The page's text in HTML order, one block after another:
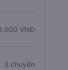
VNĐ
3 chuyến